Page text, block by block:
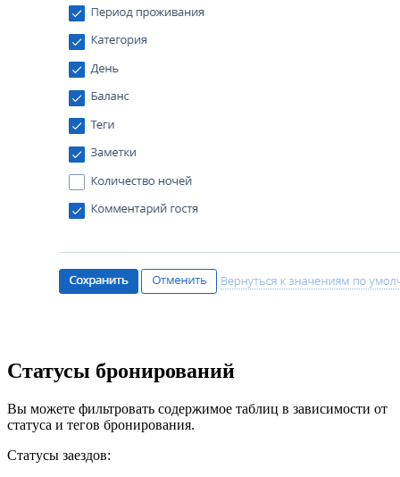
Статусы бронирований
Вы можете фильтровать содержимое таблиц в зависимости от
статуса и тегов бронирования.
Статусы заездов: